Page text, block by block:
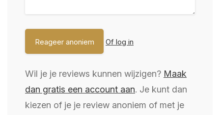
Of log in
Wil je je reviews kunnen wijzigen? Maak
dan gratis een account aan. Je kunt dan
kiezen of je je review anoniem of met je